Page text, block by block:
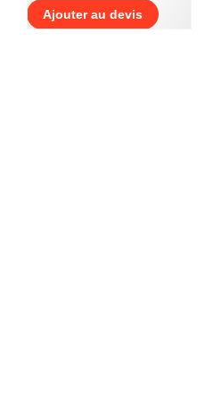
Ajouter au devis